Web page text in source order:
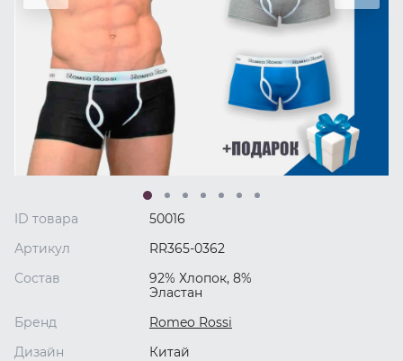
ID товара
50016
Артикул
RR365-0362
Состав
92% Хлопок, 8%
Эластан
Бренд
Romeo Rossi
Дизайн
Китай